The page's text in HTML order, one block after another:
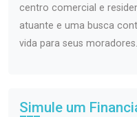
centro comercial e
atuante e uma busca
vida para seus moradores.
Simule um